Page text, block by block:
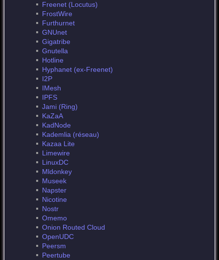
Freenet (Locutus)
FrostWire
Furthurnet
GNUnet
Gigatribe
Gnutella
Hotline
Hyphanet (ex-Freenet)
I2P
IMesh
IPFS
Jami (Ring)
KaZaA
KadNode
Kademlia (réseau)
Kazaa Lite
Limewire
LinuxDC
Mldonkey
Museek
Napster
Nicotine
Nostr
Omemo
Onion Routed Cloud
OpenUDC
Peersm
Peertube